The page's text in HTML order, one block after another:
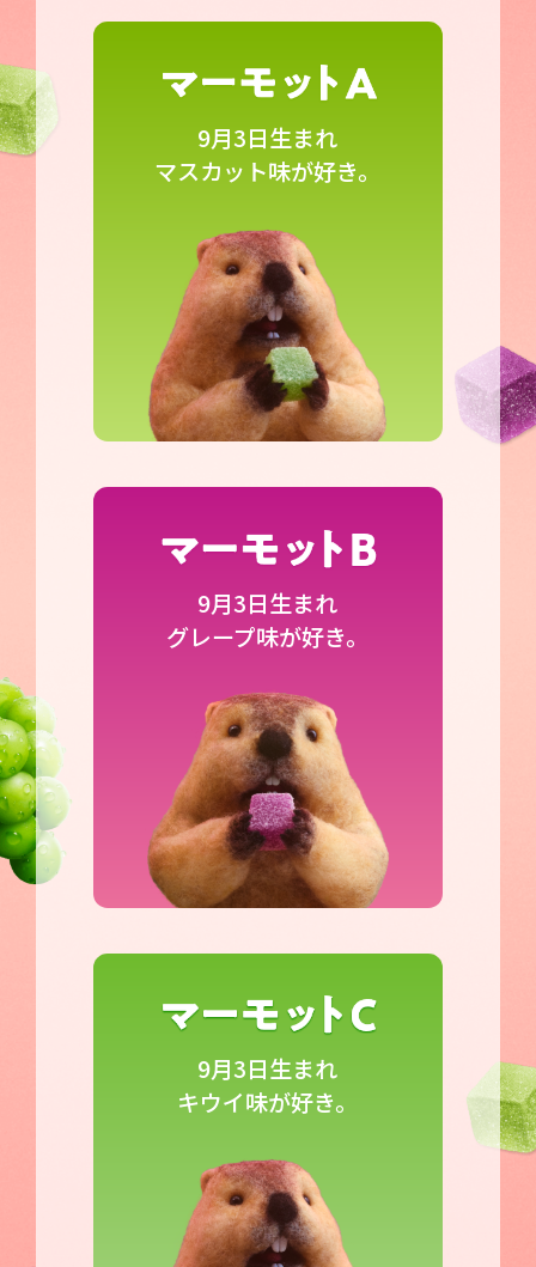
9月3日生まれ
マスカット味が好き。
9月3日生まれ
グレープ味が好き。
9月3日生まれ
キウイ味が好き。